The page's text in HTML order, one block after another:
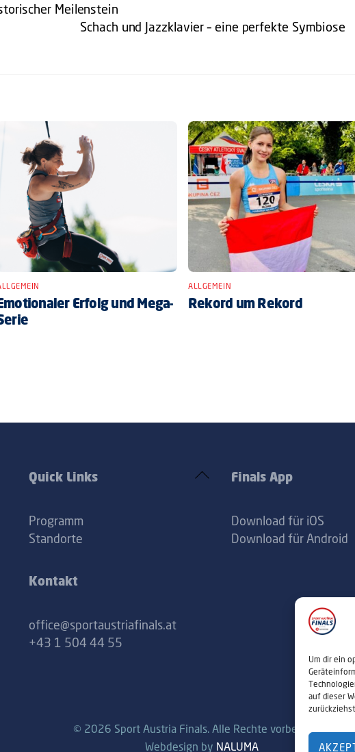
Um dir ein
auf dieser
Meilenstein
Schach und Jazzklavier – eine perfekte Symbiose
Erfolg und Mega-
ALLGEMEIN
Rekord um Rekord
Back
Quick Links
Programm
Standorte
Finals App
Download für iOS
Download für Android
Kontakt
office@sportaustriafinals.at
+43 1 504 44 55
© 2026 Sport Austria Finals. Alle Rechte vorbehalten.
Webdesign by NALUMA